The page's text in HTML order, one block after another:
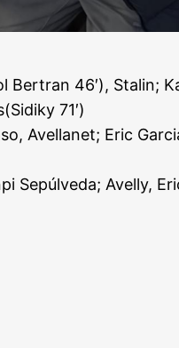
46′), Stalin;
71′)
Avellanet; Eric
Sepúlveda; Avelly,